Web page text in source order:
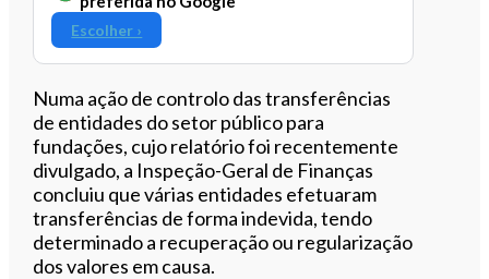
Escolher ›
Numa ação de controlo das transferências
de entidades do setor público para
fundações, cujo relatório foi recentemente
divulgado, a Inspeção-Geral de Finanças
concluiu que várias entidades efetuaram
transferências de forma indevida, tendo
determinado a recuperação ou regularização
dos valores em causa.